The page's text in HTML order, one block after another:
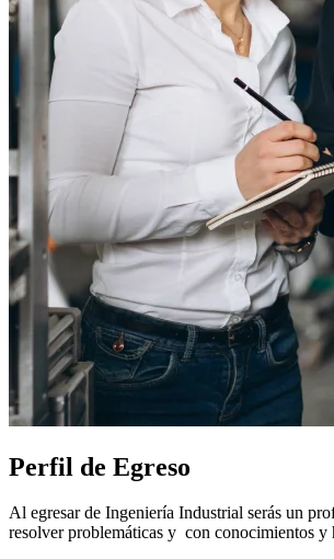
Perfil de Egreso
Al egresar de Ingeniería Industrial serás un
resolver problemáticas y con conocimientos y